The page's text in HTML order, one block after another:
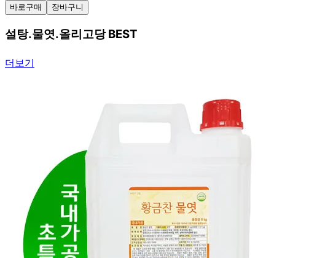
바로구매 장바구니
설탕.물엿.올리고당 BEST
더보기